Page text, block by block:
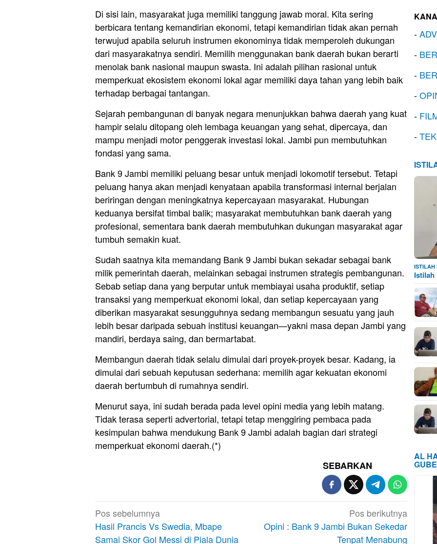
Di sisi lain, masyarakat juga memiliki tanggung jawab moral. Kita sering
berbicara tentang kemandirian ekonomi, tetapi kemandirian tidak akan pernah
terwujud apabila seluruh instrumen ekonominya tidak memperoleh dukungan
dari masyarakatnya sendiri. Memilih menggunakan bank daerah bukan berarti
menolak bank nasional maupun swasta. Ini adalah pilihan rasional untuk
memperkuat ekosistem ekonomi lokal agar memiliki daya tahan yang lebih baik
terhadap berbagai tantangan.
Sejarah pembangunan di banyak negara menunjukkan bahwa daerah yang kuat
hampir selalu ditopang oleh lembaga keuangan yang sehat, dipercaya, dan
mampu menjadi motor penggerak investasi lokal. Jambi pun membutuhkan
fondasi yang sama.
Bank 9 Jambi memiliki peluang besar untuk menjadi lokomotif tersebut. Tetapi
peluang hanya akan menjadi kenyataan apabila transformasi internal berjalan
beriringan dengan meningkatnya kepercayaan masyarakat. Hubungan
keduanya bersifat timbal balik; masyarakat membutuhkan bank daerah yang
profesional, sementara bank daerah membutuhkan dukungan masyarakat agar
tumbuh semakin kuat.
Sudah saatnya kita memandang Bank 9 Jambi bukan sekadar sebagai bank
milik pemerintah daerah, melainkan sebagai instrumen strategis pembangunan.
Sebab setiap dana yang berputar untuk membiayai usaha produktif, setiap
transaksi yang memperkuat ekonomi lokal, dan setiap kepercayaan yang
diberikan masyarakat sesungguhnya sedang membangun sesuatu yang jauh
lebih besar daripada sebuah institusi keuangan—yakni masa depan Jambi yang
mandiri, berdaya saing, dan bermartabat.
Membangun daerah tidak selalu dimulai dari proyek-proyek besar. Kadang, ia
dimulai dari sebuah keputusan sederhana: memilih agar kekuatan ekonomi
daerah bertumbuh di rumahnya sendiri.
Menurut saya, ini sudah berada pada level opini media yang lebih matang.
Tidak terasa seperti advertorial, tetapi tetap menggiring pembaca pada
kesimpulan bahwa mendukung Bank 9 Jambi adalah bagian dari strategi
memperkuat ekonomi daerah.(*)
SEBARKAN
Navigasi
pos
Pos sebelumnya
Hasil Prancis Vs Swedia, Mbape
Samai Skor Gol Messi di Piala Dunia
Pos berikutnya
Opini : Bank 9 Jambi Bukan Sekedar
Tenpat Menabung
-
-
-
-
-
-
ISTILAH
Istilah
AL